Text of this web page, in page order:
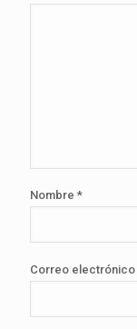
Nombre *
Correo electrónico